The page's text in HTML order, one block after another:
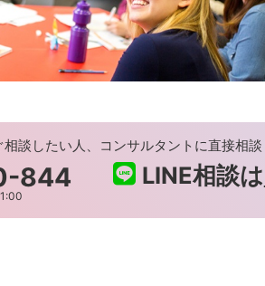
相談したい人、コンサルタントに直接相談
844 LINE相談は